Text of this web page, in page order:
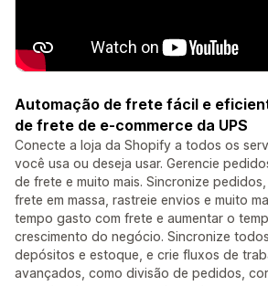
Automação de frete fácil e
de frete de e-commerce da UPS
Conecte a loja da Shopify a todos os
você usa ou deseja usar. Gerencie
de frete e muito mais. Sincronize
frete em massa, rastreie envios e muito
tempo gasto com frete e aumentar o
crescimento do negócio. Sincronize
depósitos e estoque, e crie fluxos de
avançados, como divisão de pedidos,